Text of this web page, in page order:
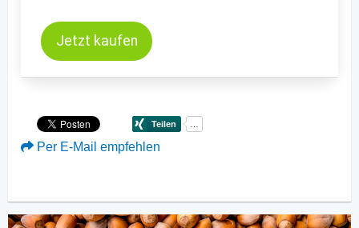
Jetzt kaufen
Per E-Mail empfehlen